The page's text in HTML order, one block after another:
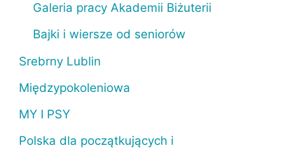
Galeria pracy Akademii Biżuterii
Bajki i wiersze od seniorów
Srebrny Lublin
Międzypokoleniowa
MY I PSY
Polska dla początkujących i